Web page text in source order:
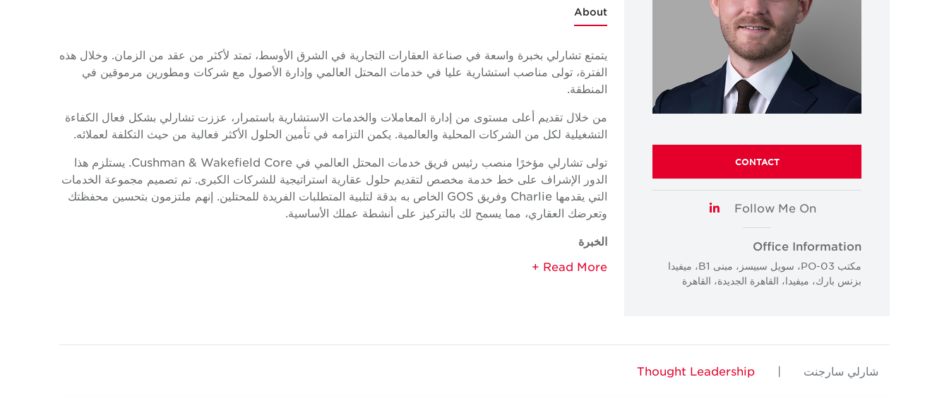
CONTACT
Follow Me On
LinkedIn
Office Information
مكتب PO-03، سويل سبيسز، مبنى B1، ميفيدا
بزنس بارك، ميفيدا، القاهرة الجديدة، القاهرة
About
يتمتع تشارلي بخبرة واسعة في صناعة العقارات التجارية في الشرق الأوسط، تمتد لأكثر من عقد من الزمان. وخلال هذه
الفترة، تولى مناصب استشارية عليا في خدمات المحتل العالمي وإدارة الأصول مع شركات ومطورين مرموقين في
المنطقة.
من خلال تقديم أعلى مستوى من إدارة المعاملات والخدمات الاستشارية باستمرار، عززت تشارلي بشكل فعال الكفاءة
التشغيلية لكل من الشركات المحلية والعالمية. يكمن التزامه في تأمين الحلول الأكثر فعالية من حيث التكلفة لعملائه.
تولى تشارلي مؤخرًا منصب رئيس فريق خدمات المحتل العالمي في Cushman & Wakefield Core. يستلزم هذا
الدور الإشراف على خط خدمة مخصص لتقديم حلول عقارية استراتيجية للشركات الكبرى. تم تصميم مجموعة الخدمات
التي يقدمها Charlie وفريق GOS الخاص به بدقة لتلبية المتطلبات الفريدة للمحتلين. إنهم ملتزمون بتحسين محفظتك
وتعرضك العقاري، مما يسمح لك بالتركيز على أنشطة عملك الأساسية.
الخبرة
تمثيل المستأجر
شارلي سارجنت |
Thought Leadership